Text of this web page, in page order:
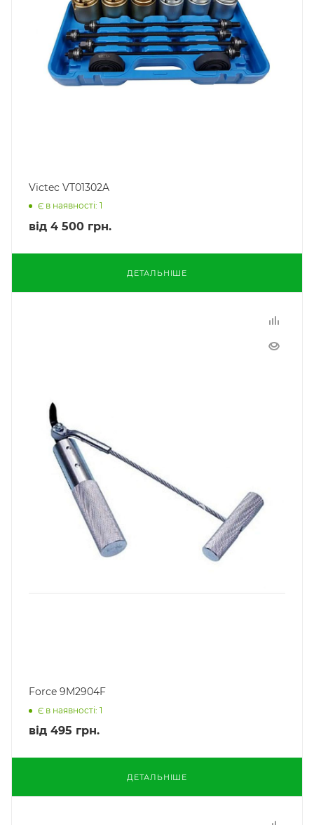
Victec VT01302A
Є в наявності: 1
від 4 500 грн.
ДЕТАЛЬНІШЕ
Force 9M2904F
Є в наявності: 1
від 495 грн.
ДЕТАЛЬНІШЕ